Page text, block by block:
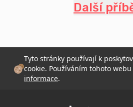
Další
Tyto stránky používají k
cookie. Používáním tohoto
informace.